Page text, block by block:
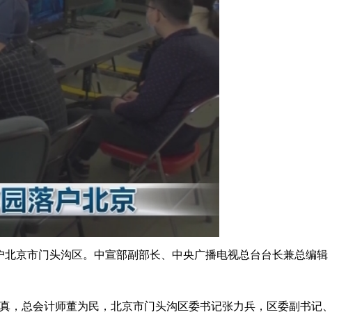
京市门头沟区。中宣部副部长、中央广播电视总台台长兼总编辑
总会计师董为民，北京市门头沟区委书记张力兵，区委副书记、